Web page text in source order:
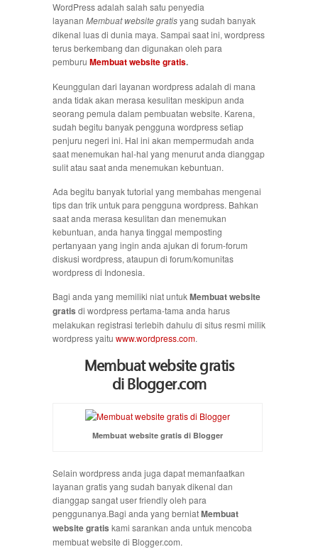
WordPress adalah salah satu penyedia
layanan Membuat website gratisyang sudah banyak
dikenal luas di dunia maya. Sampai saat ini, wordpress
terus berkembang dan digunakan oleh para
pemburu Membuat website gratis.
Keunggulan dari layanan wordpress adalah di mana
anda tidak akan merasa kesulitan meskipun anda
seorang pemula dalam pembuatan website. Karena,
sudah begitu banyak pengguna wordpress setiap
penjuru negeri ini. Hal ini akan mempermudah anda
saat menemukan hal-hal yang menurut anda dianggap
sulit atau saat anda menemukan kebuntuan.
Ada begitu banyak tutorial yang membahas mengenai
tips dan trik untuk para pengguna wordpress. Bahkan
saat anda merasa kesulitan dan menemukan
kebuntuan, anda hanya tinggal memposting
pertanyaan yang ingin anda ajukan di forum-forum
diskusi wordpress, ataupun di forum/komunitas
wordpress di Indonesia.
Bagi anda yang memiliki niat untukMembuat website
gratis di wordpress pertama-tama anda harus
melakukan registrasi terlebih dahulu di situs resmi milik
wordpress yaitu www.wordpress.com.
Membuat website gratis
diBlogger.com
Membuat website gratis di Blogger
Selain wordpress anda juga dapat memanfaatkan
layanan gratis yang sudah banyak dikenal dan
dianggap sangat user friendly oleh para
penggunanya.Bagi anda yang berniatMembuat
website gratis kami sarankan anda untuk mencoba
membuat website di Blogger.com.